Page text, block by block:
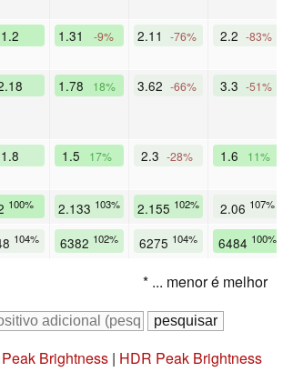
1.2 1.31 -9% 2.11 -76% 2.2 -83%
1.78 18% 3.62 -66% 3.3 -51%
1.8 1.5 17% 2.3 -28% 1.6 11%
100% 2.133 103% 2.155 102% 2.06 107%
104% 6382 102% 6275 104% 6484 100%
* ... menor é melhor
Brightness| HDR Peak Brightness